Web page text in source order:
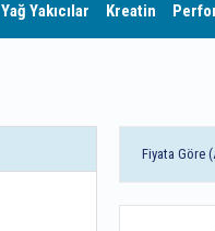
Yağ Yakıcılar Kreatin
Fiyata Göre